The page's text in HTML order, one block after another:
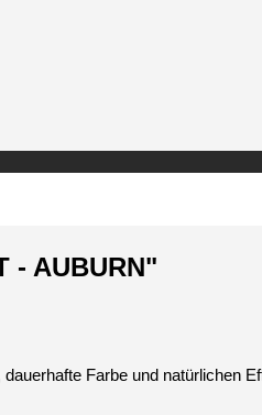
- AUBURN"
Farbe und natürlichen